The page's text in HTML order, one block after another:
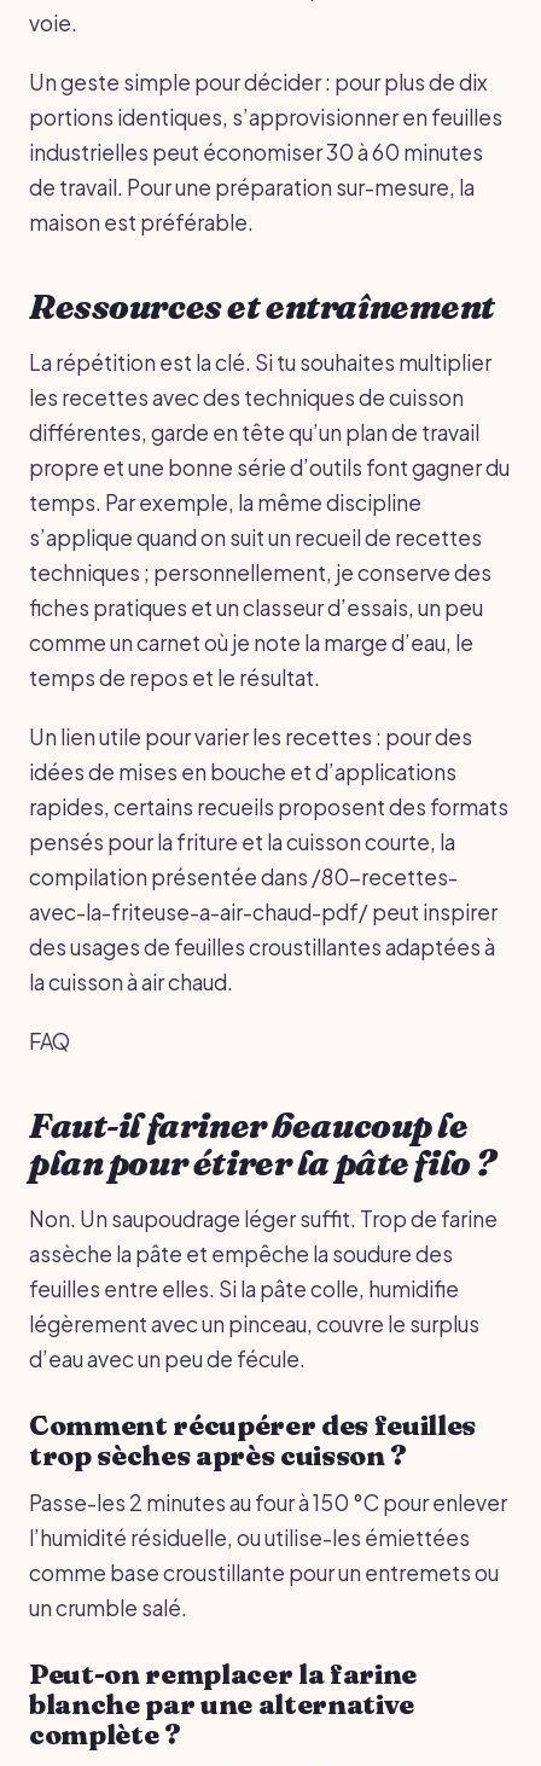
voie.
Un geste simple pour décider : pour plus de dix
portions identiques, s’approvisionner en feuilles
industrielles peut économiser 30 à 60 minutes
de travail. Pour une préparation sur-mesure, la
maison est préférable.
Ressources et entraînement
La répétition est la clé. Si tu souhaites multiplier
les recettes avec des techniques de cuisson
différentes, garde en tête qu’un plan de travail
propre et une bonne série d’outils font gagner du
temps. Par exemple, la même discipline
s’applique quand on suit un recueil de recettes
techniques ; personnellement, je conserve des
fiches pratiques et un classeur d’essais, un peu
comme un carnet où je note la marge d’eau, le
temps de repos et le résultat.
Un lien utile pour varier les recettes : pour des
idées de mises en bouche et d’applications
rapides, certains recueils proposent des formats
pensés pour la friture et la cuisson courte, la
compilation présentée dans /80-recettes-
avec-la-friteuse-a-air-chaud-pdf/ peut inspirer
des usages de feuilles croustillantes adaptées à
la cuisson à air chaud.
FAQ
Faut-il fariner beaucoup le
plan pour étirer la pâte filo ?
Non. Un saupoudrage léger suffit. Trop de farine
assèche la pâte et empêche la soudure des
feuilles entre elles. Si la pâte colle, humidifie
légèrement avec un pinceau, couvre le surplus
d’eau avec un peu de fécule.
Comment récupérer des feuilles
trop sèches après cuisson ?
Passe-les 2 minutes au four à 150 °C pour enlever
l’humidité résiduelle, ou utilise-les émiettées
comme base croustillante pour un entremets ou
un crumble salé.
Peut-on remplacer la farine
blanche par une alternative
complète ?